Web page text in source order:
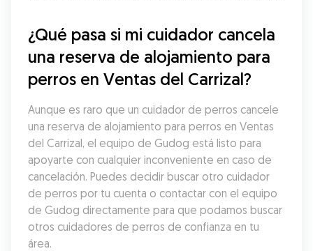
¿Qué pasa si mi cuidador cancela
una reserva de alojamiento para
perros en Ventas del Carrizal?
Aunque es raro que un cuidador de perros cancele
una reserva de alojamiento para perros en Ventas
del Carrizal, el equipo de Gudog está listo para
apoyarte con cualquier inconveniente en caso de
cancelación. Puedes decidir buscar otro cuidador
de perros por tu cuenta o contactar con el equipo
de Gudog directamente para que podamos buscar
otros cuidadores de perros de confianza en tu
área.